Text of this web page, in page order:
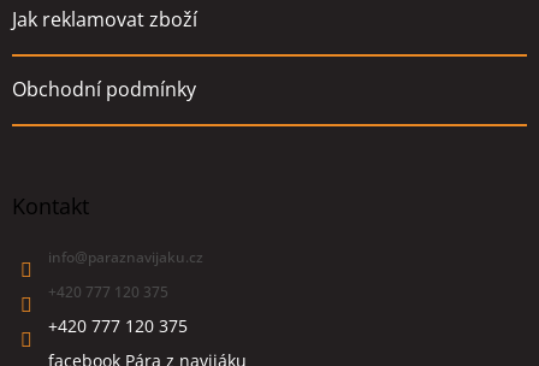
Jak reklamovat zboží
Obchodní podmínky
Kontakt
info@paraznavijaku.cz
+420 777 120 375
+420 777 120 375
facebook Pára z navijáku